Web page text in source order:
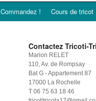
Commandez ! Cours de tricot
Contactez Tricoti-
Marion RELET
110, Av. de Rompsay
Bat G - Appartement 87
17000 La Rochelle
T 06 75 63 18 46